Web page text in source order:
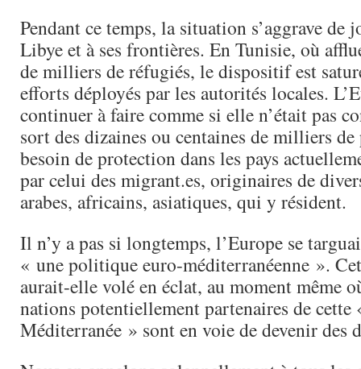
Pendant ce temps, la situation s’aggrave de
Libye et à ses frontières. En Tunisie, où
de milliers de réfugiés, le dispositif est
efforts déployés par les autorités locales.
continuer à faire comme si elle n’était pas
sort des dizaines ou centaines de milliers
besoin de protection dans les pays
par celui des migrant.es, originaires de
arabes, africains, asiatiques, qui y résident.
Il n’y a pas si longtemps, l’Europe se
« une politique euro-méditerranéenne ».
aurait-elle volé en éclat, au moment même
nations potentiellement partenaires de cette
Méditerranée » sont en voie de devenir des